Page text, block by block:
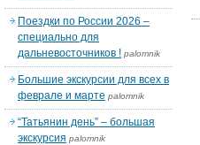
Поездки по России 2026 –
специально для
дальневосточников ! palomnik
Большие экскурсии для всех в
феврале и марте palomnik
“Татьянин день” – большая
экскурсия palomnik